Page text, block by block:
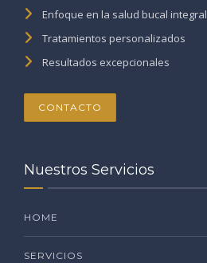
Enfoque en la salud bucal integral
Tratamientos personalizados
Resultados excepcionales
CONTACTO
Nuestros Servicios
HOME
SERVICIOS